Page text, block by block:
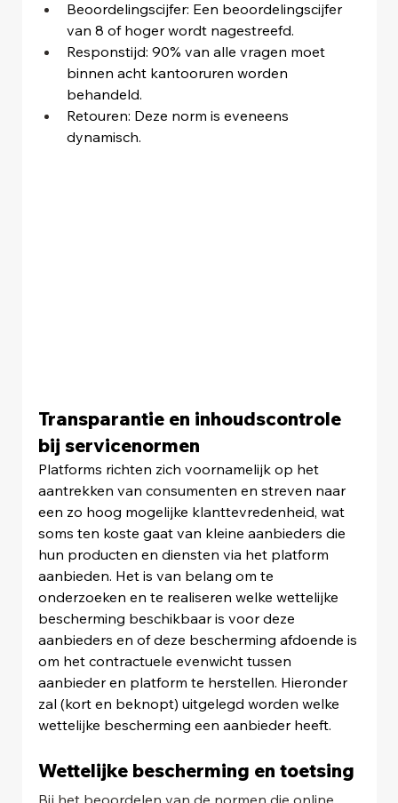
Beoordelingscijfer: Een beoordelingscijfer
van 8 of hoger wordt nagestreefd.
Responstijd: 90% van alle vragen moet
binnen acht kantooruren worden
behandeld.
Retouren: Deze norm is eveneens
dynamisch.
Transparantie en inhoudscontrole
bij servicenormen
Platforms richten zich voornamelijk op het
aantrekken van consumenten en streven naar
een zo hoog mogelijke klanttevredenheid, wat
soms ten koste gaat van kleine aanbieders die
hun producten en diensten via het platform
aanbieden. Het is van belang om te
onderzoeken en te realiseren welke wettelijke
bescherming beschikbaar is voor deze
aanbieders en of deze bescherming afdoende is
om het contractuele evenwicht tussen
aanbieder en platform te herstellen. Hieronder
zal (kort en beknopt) uitgelegd worden welke
wettelijke bescherming een aanbieder heeft.
Wettelijke bescherming en toetsing